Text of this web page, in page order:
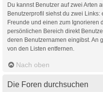
Du kannst Benutzer auf zwei Arten
Benutzerprofil siehst du zwei
Freunde und einen zum Ignorieren
persönlichen Bereich direkt
deren Benutzernamen eingibst. An
von den Listen entfernen.
Nach oben
Die Foren durchsuchen